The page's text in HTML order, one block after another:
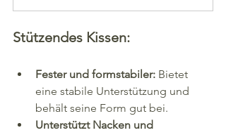
Stützendes Kissen:
Fester und formstabiler: Bietet
eine stabile Unterstützung und
behält seine Form gut bei.
Unterstützt Nacken und